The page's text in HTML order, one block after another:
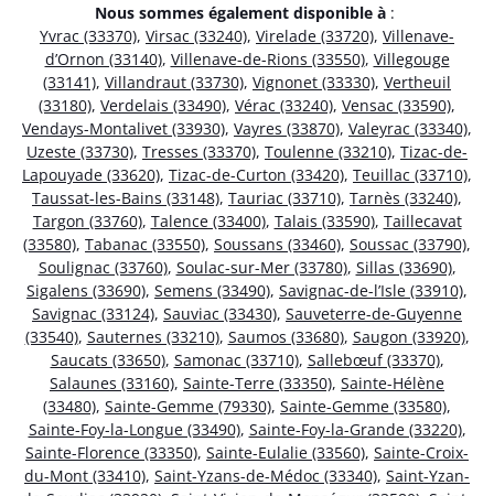
Nous sommes également disponible à :
Yvrac (33370), Virsac (33240), Virelade (33720), Villenave-
d’Ornon (33140), Villenave-de-Rions (33550), Villegouge
(33141), Villandraut (33730), Vignonet (33330), Vertheuil
(33180), Verdelais (33490), Vérac (33240), Vensac (33590),
Vendays-Montalivet (33930), Vayres (33870), Valeyrac (33340),
Uzeste (33730), Tresses (33370), Toulenne (33210), Tizac-de-
Lapouyade (33620), Tizac-de-Curton (33420), Teuillac (33710),
Taussat-les-Bains (33148), Tauriac (33710), Tarnès (33240),
Targon (33760), Talence (33400), Talais (33590), Taillecavat
(33580), Tabanac (33550), Soussans (33460), Soussac (33790),
Soulignac (33760), Soulac-sur-Mer (33780), Sillas (33690),
Sigalens (33690), Semens (33490), Savignac-de-l’Isle (33910),
Savignac (33124), Sauviac (33430), Sauveterre-de-Guyenne
(33540), Sauternes (33210), Saumos (33680), Saugon (33920),
Saucats (33650), Samonac (33710), Sallebœuf (33370),
Salaunes (33160), Sainte-Terre (33350), Sainte-Hélène
(33480), Sainte-Gemme (79330), Sainte-Gemme (33580),
Sainte-Foy-la-Longue (33490), Sainte-Foy-la-Grande (33220),
Sainte-Florence (33350), Sainte-Eulalie (33560), Sainte-Croix-
du-Mont (33410), Saint-Yzans-de-Médoc (33340), Saint-Yzan-